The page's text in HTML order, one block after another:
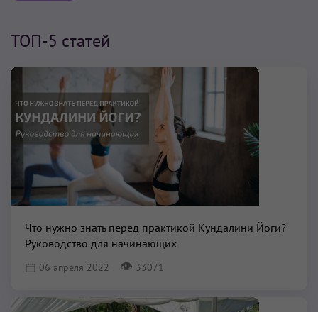
ТОП-5 статей
Что нужно знать перед практикой Кундалини Йоги?
Руководство для начинающих
06 апреля 2022 👁 33071